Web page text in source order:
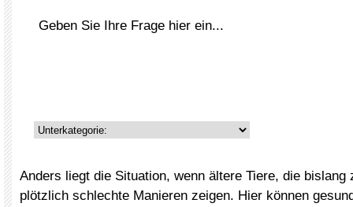
Anders liegt die Situation, wenn ältere Tiere, die bislang
plötzlich schlechte Manieren zeigen. Hier können